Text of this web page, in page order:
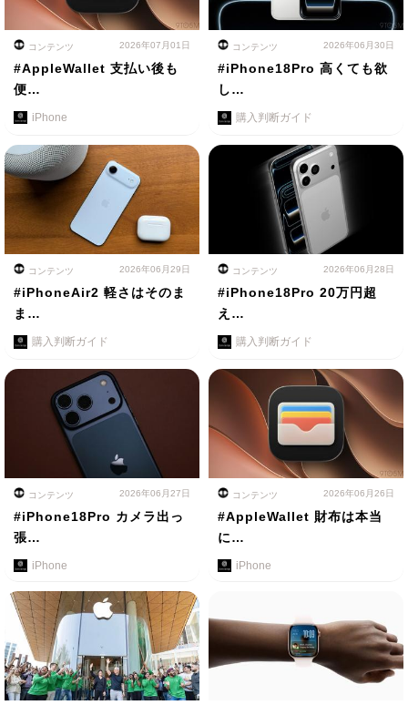
コンテンツ 2026年07月01日
#AppleWallet 支払い後も
便…
iPhone
コンテンツ 2026年06月30日
#iPhone18Pro 高くても欲
し…
購入判断ガイド
コンテンツ 2026年06月29日
#iPhoneAir2 軽さはそのま
ま…
購入判断ガイド
コンテンツ 2026年06月28日
#iPhone18Pro 20万円超
え…
購入判断ガイド
コンテンツ 2026年06月27日
#iPhone18Pro カメラ出っ
張…
iPhone
コンテンツ 2026年06月26日
#AppleWallet 財布は本当
に…
iPhone